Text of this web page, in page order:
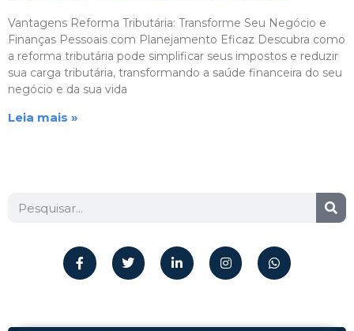
Vantagens Reforma Tributária: Transforme Seu Negócio e
Finanças Pessoais com Planejamento Eficaz Descubra como
a reforma tributária pode simplificar seus impostos e reduzir
sua carga tributária, transformando a saúde financeira do seu
negócio e da sua vida
Leia mais »